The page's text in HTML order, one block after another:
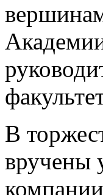
В
вручены